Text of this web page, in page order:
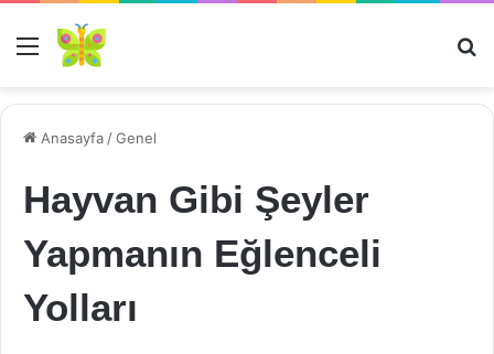
Menü
Anasayfa /Genel
Hayvan Gibi Şeyler
Yapmanın Eğlenceli
Yolları